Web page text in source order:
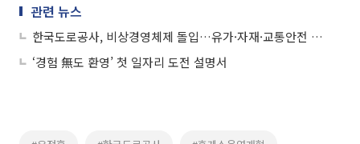
관련 뉴스
한국도로공사, 비상경영체제 돌입…유가·자재·교통안전 대응 강화
‘경험 無도 환영’ 첫 일자리 도전 설명서